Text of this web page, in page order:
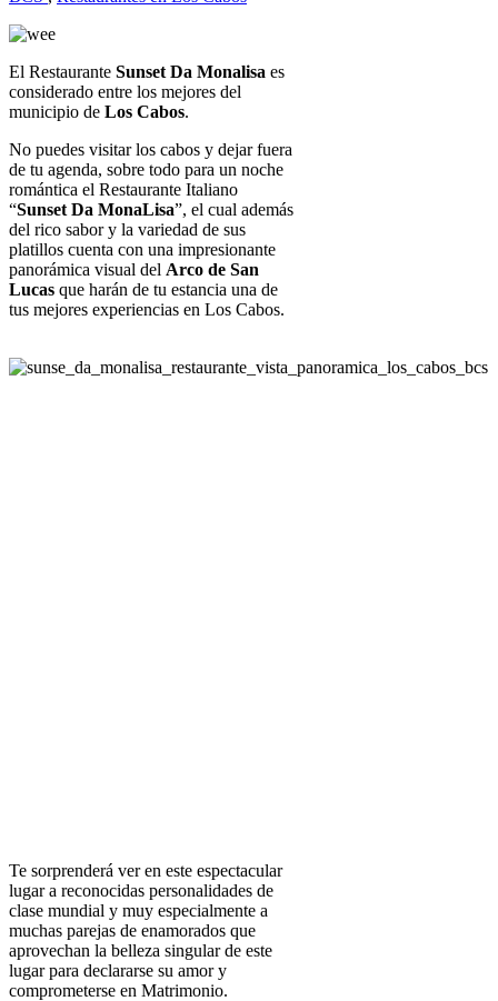
El Restaurante Sunset Da Monalisa es
considerado entre los mejores del
municipio de Los Cabos.
No puedes visitar los cabos y dejar fuera
de tu agenda, sobre todo para un noche
romántica el Restaurante Italiano
“Sunset Da MonaLisa”, el cual además
del rico sabor y la variedad de sus
platillos cuenta con una impresionante
panorámica visual del Arco de San
Lucas que harán de tu estancia una de
tus mejores experiencias en Los Cabos.
Te sorprenderá ver en este espectacular
lugar a reconocidas personalidades de
clase mundial y muy especialmente a
muchas parejas de enamorados que
aprovechan la belleza singular de este
lugar para declararse su amor y
comprometerse en Matrimonio.